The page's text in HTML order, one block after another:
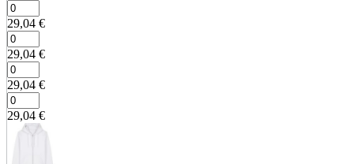
29,04 €
29,04 €
29,04 €
29,04 €